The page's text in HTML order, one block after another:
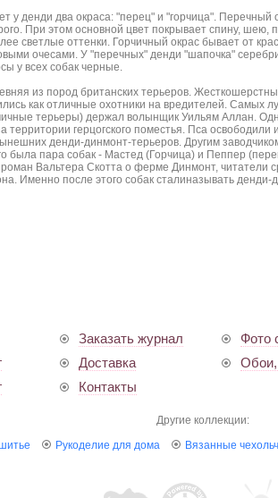
у денди два окраса: "перец" и "горчица". Перечный
При этом основной цвет покрывает спину, шею,
светлые оттенки. Горчичный окрас бывает от
очесами. У "перечных" денди "шапочка"
у всех собак черные.
из пород британских терьеров.
как отличные охотники на вредителей. Самых
терьеры) держал волынщик Уильям Аллан.
территории герцогского поместья. Пса
денди-динмонт-терьеров. Другим
была пара собак - Мастед (Горчица) и Пеппер
Вальтера Скотта о ферме Динмонт, читатели
Именно после этого собак сталиназывать денди-
Заказать журнал
Доставка
Контакты
Фото
Обои,
Другие коллекции:
Рукоделие для дома Вязанные